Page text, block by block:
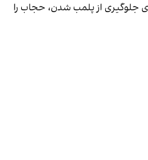
جلوگیری از پلمب شدن، حجاب را